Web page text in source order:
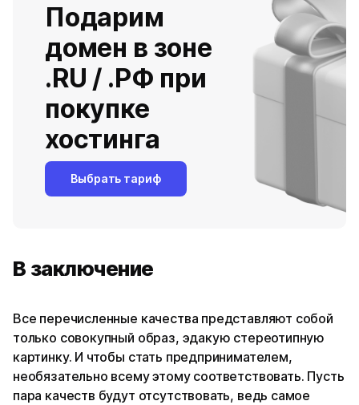
Подарим
домен в зоне
.RU / .РФ при
покупке
хостинга
Выбрать тариф
В заключение
Все перечисленные качества представляют собой
только совокупный образ, эдакую стереотипную
картинку. И чтобы стать предпринимателем,
необязательно всему этому соответствовать. Пусть
пара качеств будут отсутствовать, ведь самое